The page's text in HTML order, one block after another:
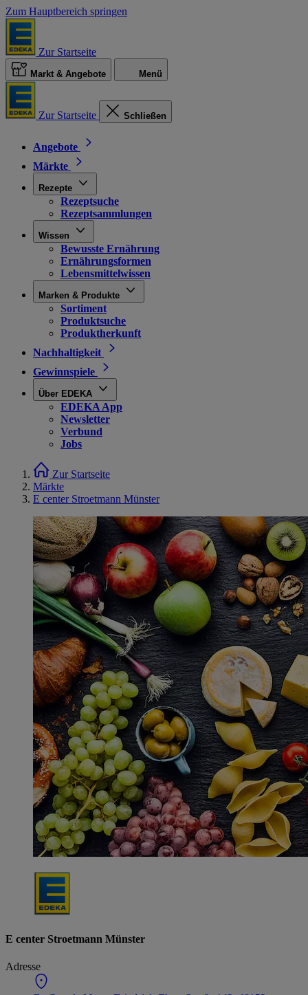
Zum Hauptbereich springen
Zur Startseite
Markt & Angebote Menü
Zur Startseite Schließen
Angebote
Märkte
Rezepte
Rezeptsuche
Rezeptsammlungen
Wissen
Bewusste Ernährung
Ernährungsformen
Lebensmittelwissen
Marken & Produkte
Sortiment
Produktsuche
Produktherkunft
Nachhaltigkeit
Gewinnspiele
Über EDEKA
EDEKA App
Newsletter
Verbund
Jobs
Zur Startseite
Märkte
E center Stroetmann Münster
E center Stroetmann Münster
Adresse